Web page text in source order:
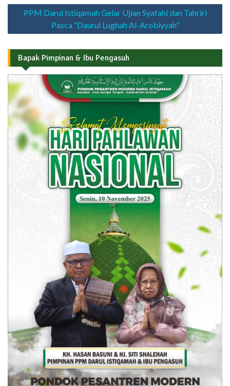
Navigasi
PPM Darul Istiqamah Gelar Ujian Syafahi dan Tahriri
Pasca “Daurul Lughah Al-Arobiyyah”
Bapak Pimpinan & Ibu Pengasuh